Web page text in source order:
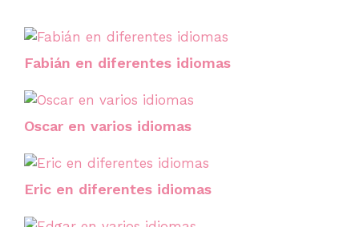
Fabián en diferentes idiomas
Oscar en varios idiomas
Eric en diferentes idiomas